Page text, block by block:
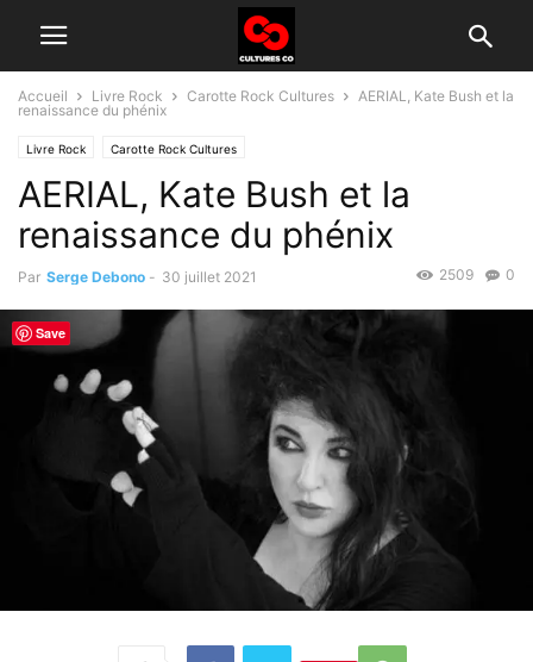
Accueil Livre Rock Carotte Rock Cultures
AERIAL, Kate Bush et la
renaissance du phénix
Livre Rock Carotte Rock Cultures
AERIAL, Kate Bush et la
renaissance du phénix
Par Serge Debono - 30 juillet 2021 0
2509
Save